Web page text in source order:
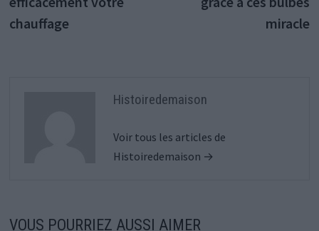
chauffage
miracle
Histoiredemaison
Voir tous les articles de
Histoiredemaison →
VOUS POURRIEZ AUSSI AIMER